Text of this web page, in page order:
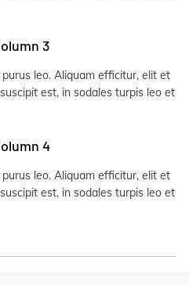
3
leo. Aliquam efficitur, elit et
est, in sodales turpis leo et
4
leo. Aliquam efficitur, elit et
est, in sodales turpis leo et